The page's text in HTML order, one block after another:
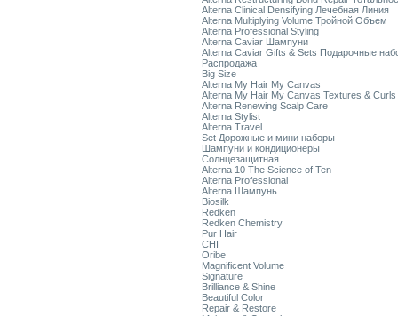
Alterna Clinical Densifying Лечебная Линия
Alterna Multiplying Volume Тройной Объем
Alterna Professional Styling
Alterna Caviar Шампуни
Alterna Caviar Gifts & Sets Подарочные
Распродажа
Big Size
Alterna My Hair My Canvas
Alterna My Hair My Canvas Textures & Curls
Alterna Renewing Scalp Care
Alterna Stylist
Alterna Travel
Set Дорожные и мини наборы
Шампуни и кондиционеры
Солнцезащитная
Alterna 10 The Science of Ten
Alterna Professional
Alterna Шампунь
Biosilk
Redken
Redken Chemistry
Pur Hair
CHI
Oribe
Magnificent Volume
Signature
Brilliance & Shine
Beautiful Color
Repair & Restore